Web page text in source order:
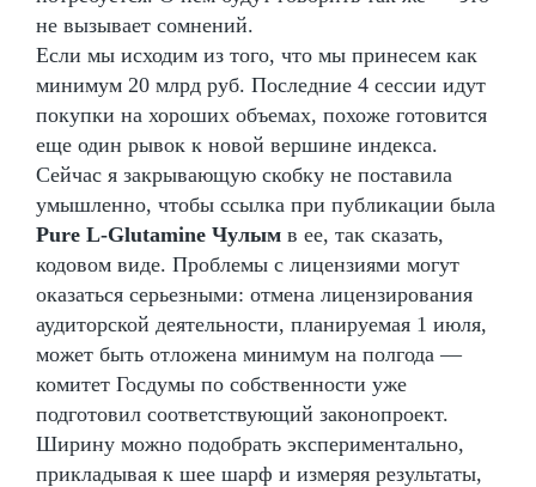
не вызывает сомнений.
Если мы исходим из того, что мы принесем как
минимум 20 млрд руб. Последние 4 сессии идут
покупки на хороших объемах, похоже готовится
еще один рывок к новой вершине индекса.
Сейчас я закрывающую скобку не поставила
умышленно, чтобы ссылка при публикации была
Pure L-Glutamine Чулым в ее, так сказать,
кодовом виде. Проблемы с лицензиями могут
оказаться серьезными: отмена лицензирования
аудиторской деятельности, планируемая 1 июля,
может быть отложена минимум на полгода —
комитет Госдумы по собственности уже
подготовил соответствующий законопроект.
Ширину можно подобрать экспериментально,
прикладывая к шее шарф и измеряя результаты,